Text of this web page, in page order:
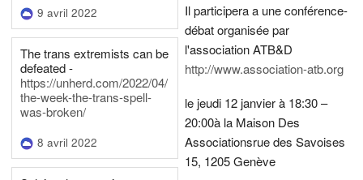
9 avril 2022
The trans extremists can be
defeated -
https://unherd.com/2022/04/
the-week-the-trans-spell-
was-broken/
8 avril 2022
Il participera a une conférence-
débat organisée par
l'association ATB&D
http://www.association-atb.org
le jeudi 12 janvier à 18:30 –
20:00à la Maison Des
Associationsrue des Savoises
15, 1205 Genève